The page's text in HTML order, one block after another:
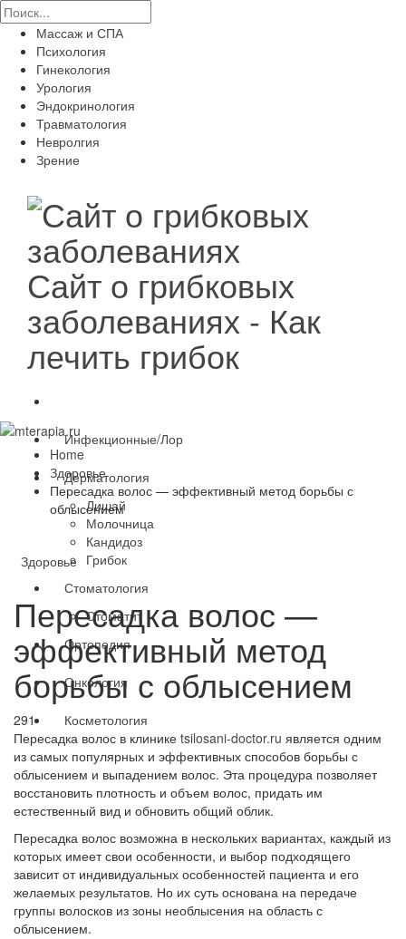
Массаж и СПА
Психология
Гинекология
Урология
Эндокринология
Травматология
Невролгия
Зрение
Сайт о грибковых
заболеваниях - Как
лечить грибок
Инфекционные/Лор
Дерматология
Лишай
Молочница
Кандидоз
Грибок
Стоматология
Стоматит
Ортопедия
Онкология
Косметология
Home
Здоровье
Пересадка волос — эффективный метод борьбы с
облысением
Здоровье
Пересадка волос —
эффективный метод
борьбы с облысением
291
Пересадка волос в клинике tsilosani-doctor.ru является одним
из самых популярных и эффективных способов борьбы с
облысением и выпадением волос. Эта процедура позволяет
восстановить плотность и объем волос, придать им
естественный вид и обновить общий облик.
Пересадка волос возможна в нескольких вариантах, каждый из
которых имеет свои особенности, и выбор подходящего
зависит от индивидуальных особенностей пациента и его
желаемых результатов. Но их суть основана на передаче
группы волосков из зоны необлысения на область с
облысением.